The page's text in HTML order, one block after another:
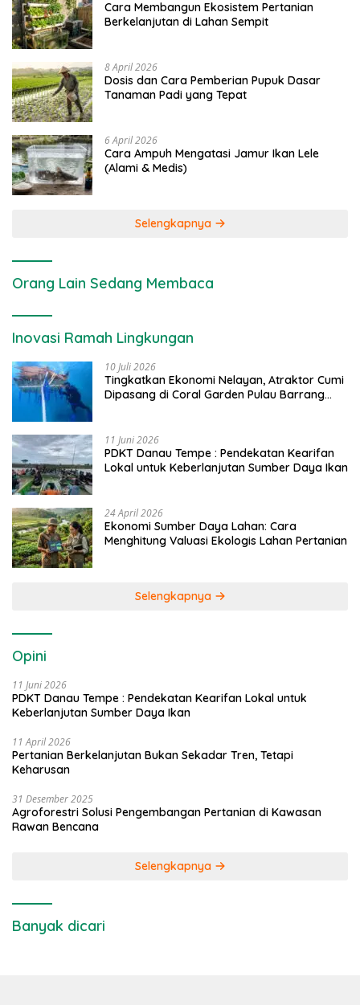
Cara Membangun Ekosistem Pertanian
Berkelanjutan di Lahan Sempit
8 April 2026
Dosis dan Cara Pemberian Pupuk Dasar
Tanaman Padi yang Tepat
6 April 2026
Cara Ampuh Mengatasi Jamur Ikan Lele
(Alami & Medis)
Selengkapnya
Orang Lain Sedang Membaca
Inovasi Ramah Lingkungan
10 Juli 2026
Tingkatkan Ekonomi Nelayan, Atraktor Cumi
Dipasang di Coral Garden Pulau Barrang
11 Juni 2026
PDKT Danau Tempe : Pendekatan Kearifan
Lokal untuk Keberlanjutan Sumber Daya Ikan
24 April 2026
Ekonomi Sumber Daya Lahan: Cara
Menghitung Valuasi Ekologis Lahan Pertanian
Selengkapnya
Opini
11 Juni 2026
PDKT Danau Tempe : Pendekatan Kearifan Lokal untuk
Keberlanjutan Sumber Daya Ikan
11 April 2026
Pertanian Berkelanjutan Bukan Sekadar Tren, Tetapi
Keharusan
31 Desember 2025
Agroforestri Solusi Pengembangan Pertanian di Kawasan
Rawan Bencana
Selengkapnya
Banyak dicari